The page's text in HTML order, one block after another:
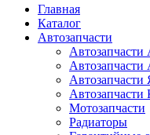
Главная
Каталог
Автозапчасти
Автозапчасти
Автозапчасти
Мотозапчасти
Радиаторы